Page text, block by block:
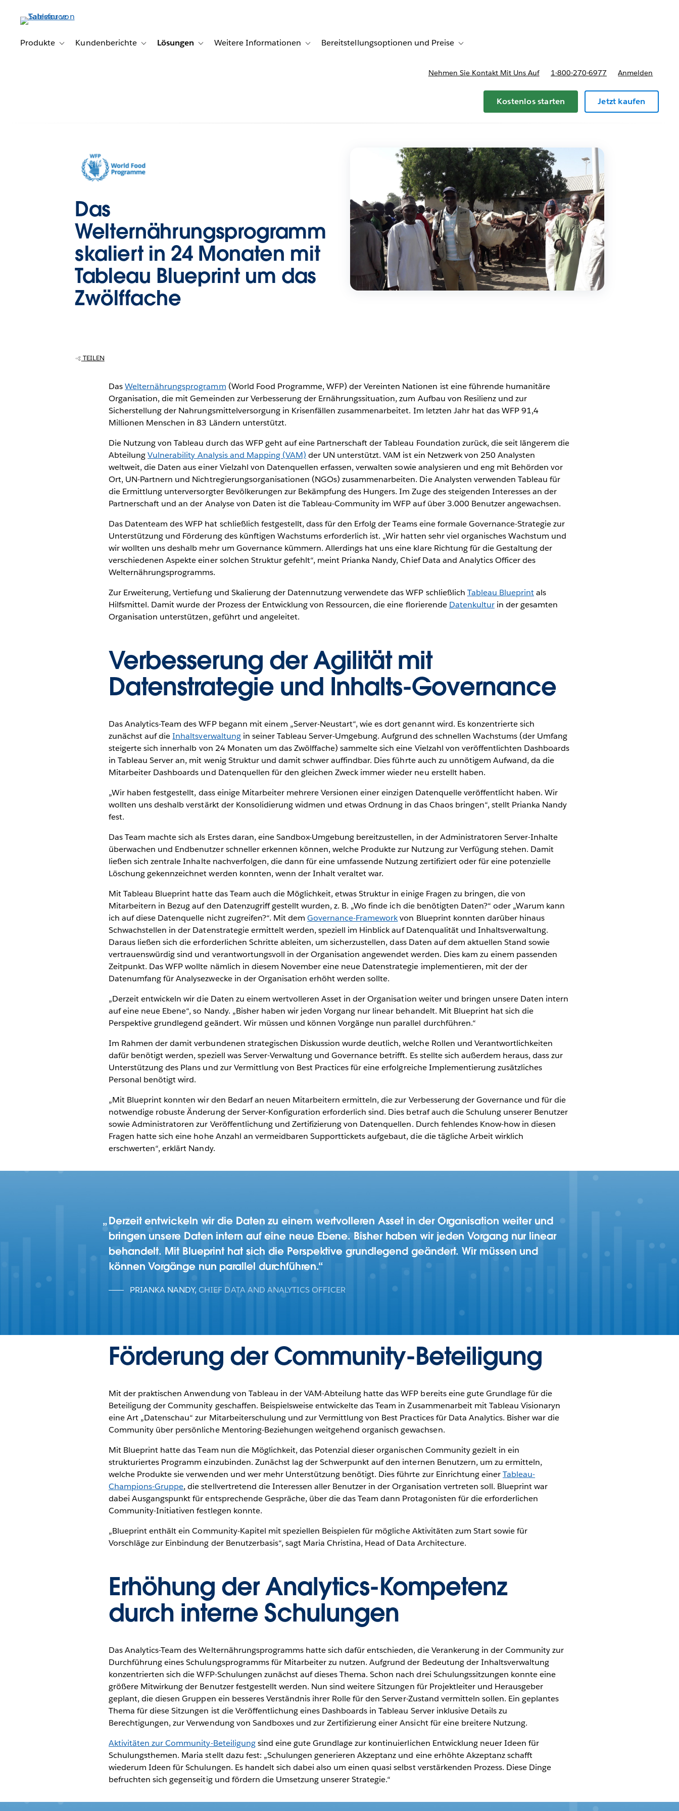
Produkte
Toggle sub-navigation for Produkte
Kundenberichte Toggle sub-navigation for Kundenberichte
Lösungen Toggle sub-navigation for Lösungen
Weitere Informationen Toggle sub-navigation for Weitere Informationen
Bereitstellungsoptionen und Preise Toggle sub-navigation for Bereitstellungsoptionen und Preise
Nehmen Sie Kontakt Mit Uns Auf 1-800-270-6977 Anmelden
Kostenlos starten Jetzt kaufen
Das
Welternährungsprogramm
skaliert in 24 Monaten mit
Tableau Blueprint um das
Zwölffache
TEILEN
DasWelternährungsprogramm (World Food Programme, WFP) der Vereinten Nationen ist eine führende humanitäre
Organisation, die mit Gemeinden zur Verbesserung der Ernährungssituation, zum Aufbau von Resilienz und zur
Sicherstellung der Nahrungsmittelversorgung in Krisenfällen zusammenarbeitet. Im letzten Jahr hat das WFP 91,4
Millionen Menschen in 83 Ländern unterstützt.
Die Nutzung von Tableau durch das WFP geht auf eine Partnerschaft der Tableau Foundation zurück, die seit längerem die
AbteilungVulnerability Analysis and Mapping (VAM) der UN unterstützt. VAM ist ein Netzwerk von 250 Analysten
weltweit, die Daten aus einer Vielzahl von Datenquellen erfassen, verwalten sowie analysieren und eng mit Behörden vor
Ort, UN-Partnern und Nichtregierungsorganisationen (NGOs) zusammenarbeiten. Die Analysten verwenden Tableau für
die Ermittlung unterversorgter Bevölkerungen zur Bekämpfung des Hungers. Im Zuge des steigenden Interesses an der
Partnerschaft und an der Analyse von Daten ist die Tableau-Community im WFP auf über 3.000 Benutzer angewachsen.
Das Datenteam des WFP hat schließlich festgestellt, dass für den Erfolg der Teams eine formale Governance-Strategie zur
Unterstützung und Förderung des künftigen Wachstums erforderlich ist. „Wir hatten sehr viel organisches Wachstum und
wir wollten uns deshalb mehr um Governance kümmern. Allerdings hat uns eine klare Richtung für die Gestaltung der
verschiedenen Aspekte einer solchen Struktur gefehlt“, meint Prianka Nandy, Chief Data and Analytics Officer des
Welternährungsprogramms.
Zur Erweiterung, Vertiefung und Skalierung der Datennutzung verwendete das WFP schließlich Tableau Blueprintals
Hilfsmittel. Damit wurde der Prozess der Entwicklung von Ressourcen, die eine florierende Datenkulturin der gesamten
Organisation unterstützen, geführt und angeleitet.
Verbesserung der Agilität mit
Datenstrategie und Inhalts-Governance
Das Analytics-Team des WFP begann mit einem „Server-Neustart“, wie es dort genannt wird. Es konzentrierte sich
zunächst auf dieInhaltsverwaltungin seiner Tableau Server-Umgebung. Aufgrund des schnellen Wachstums (der Umfang
steigerte sich innerhalb von 24 Monaten um das Zwölffache) sammelte sich eine Vielzahl von veröffentlichten Dashboards
in Tableau Server an, mit wenig Struktur und damit schwer auffindbar. Dies führte auch zu unnötigem Aufwand, da die
Mitarbeiter Dashboards und Datenquellen für den gleichen Zweck immer wieder neu erstellt haben.
„Wir haben festgestellt, dass einige Mitarbeiter mehrere Versionen einer einzigen Datenquelle veröffentlicht haben. Wir
wollten uns deshalb verstärkt der Konsolidierung widmen und etwas Ordnung in das Chaos bringen“, stellt Prianka Nandy
fest.
Das Team machte sich als Erstes daran, eine Sandbox-Umgebung bereitzustellen, in der Administratoren Server-Inhalte
überwachen und Endbenutzer schneller erkennen können, welche Produkte zur Nutzung zur Verfügung stehen. Damit
ließen sich zentrale Inhalte nachverfolgen, die dann für eine umfassende Nutzung zertifiziert oder für eine potenzielle
Löschung gekennzeichnet werden konnten, wenn der Inhalt veraltet war.
Mit Tableau Blueprint hatte das Team auch die Möglichkeit, etwas Struktur in einige Fragen zu bringen, die von
Mitarbeitern in Bezug auf den Datenzugriff gestellt wurden, z. B. „Wo finde ich die benötigten Daten?“ oder „Warum kann
ich auf diese Datenquelle nicht zugreifen?“. Mit demGovernance-Frameworkvon Blueprint konnten darüber hinaus
Schwachstellen in der Datenstrategie ermittelt werden, speziell im Hinblick auf Datenqualität und Inhaltsverwaltung.
Daraus ließen sich die erforderlichen Schritte ableiten, um sicherzustellen, dass Daten auf dem aktuellen Stand sowie
vertrauenswürdig sind und verantwortungsvoll in der Organisation angewendet werden. Dies kam zu einem passenden
Zeitpunkt. Das WFP wollte nämlich in diesem November eine neue Datenstrategie implementieren, mit der der
Datenumfang für Analysezwecke in der Organisation erhöht werden sollte.
„Derzeit entwickeln wir die Daten zu einem wertvolleren Asset in der Organisation weiter und bringen unsere Daten intern
auf eine neue Ebene“, so Nandy. „Bisher haben wir jeden Vorgang nur linear behandelt. Mit Blueprint hat sich die
Perspektive grundlegend geändert. Wir müssen und können Vorgänge nun parallel durchführen.“
Im Rahmen der damit verbundenen strategischen Diskussion wurde deutlich, welche Rollen und Verantwortlichkeiten
dafür benötigt werden, speziell was Server-Verwaltung und Governance betrifft. Es stellte sich außerdem heraus, dass zur
Unterstützung des Plans und zur Vermittlung von Best Practices für eine erfolgreiche Implementierung zusätzliches
Personal benötigt wird.
„Mit Blueprint konnten wir den Bedarf an neuen Mitarbeitern ermitteln, die zur Verbesserung der Governance und für die
notwendige robuste Änderung der Server-Konfiguration erforderlich sind. Dies betraf auch die Schulung unserer Benutzer
sowie Administratoren zur Veröffentlichung und Zertifizierung von Datenquellen. Durch fehlendes Know-how in diesen
Fragen hatte sich eine hohe Anzahl an vermeidbaren Supporttickets aufgebaut, die die tägliche Arbeit wirklich
erschwerten“, erklärt Nandy.
Derzeit entwickeln wir die Daten zu einem wertvolleren Asset in der Organisation weiter und
bringen unsere Daten intern auf eine neue Ebene. Bisher haben wir jeden Vorgang nur linear
behandelt. Mit Blueprint hat sich die Perspektive grundlegend geändert. Wir müssen und
können Vorgänge nun parallel durchführen.
PRIANKA NANDY, CHIEF DATA AND ANALYTICS OFFICER
Förderung der Community-Beteiligung
Mit der praktischen Anwendung von Tableau in der VAM-Abteilung hatte das WFP bereits eine gute Grundlage für die
Beteiligung der Community geschaffen. Beispielsweise entwickelte das Team in Zusammenarbeit mit Tableau Visionaryn
eine Art „Datenschau“ zur Mitarbeiterschulung und zur Vermittlung von Best Practices für Data Analytics. Bisher war die
Community über persönliche Mentoring-Beziehungen weitgehend organisch gewachsen.
Mit Blueprint hatte das Team nun die Möglichkeit, das Potenzial dieser organischen Community gezielt in ein
strukturiertes Programm einzubinden. Zunächst lag der Schwerpunkt auf den internen Benutzern, um zu ermitteln,
welche Produkte sie verwenden und wer mehr Unterstützung benötigt. Dies führte zur Einrichtung einerTableau-
Champions-Gruppe, die stellvertretend die Interessen aller Benutzer in der Organisation vertreten soll. Blueprint war
dabei Ausgangspunkt für entsprechende Gespräche, über die das Team dann Protagonisten für die erforderlichen
Community-Initiativen festlegen konnte.
„Blueprint enthält ein Community-Kapitel mit speziellen Beispielen für mögliche Aktivitäten zum Start sowie für
Vorschläge zur Einbindung der Benutzerbasis“, sagt Maria Christina, Head of Data Architecture.
Erhöhung der Analytics-Kompetenz
durch interne Schulungen
Das Analytics-Team des Welternährungsprogramms hatte sich dafür entschieden, die Verankerung in der Community zur
Durchführung eines Schulungsprogramms für Mitarbeiter zu nutzen. Aufgrund der Bedeutung der Inhaltsverwaltung
konzentrierten sich die WFP-Schulungen zunächst auf dieses Thema. Schon nach drei Schulungssitzungen konnte eine
größere Mitwirkung der Benutzer festgestellt werden. Nun sind weitere Sitzungen für Projektleiter und Herausgeber
geplant, die diesen Gruppen ein besseres Verständnis ihrer Rolle für den Server-Zustand vermitteln sollen. Ein geplantes
Thema für diese Sitzungen ist die Veröffentlichung eines Dashboards in Tableau Server inklusive Details zu
Berechtigungen, zur Verwendung von Sandboxes und zur Zertifizierung einer Ansicht für eine breitere Nutzung.
Aktivitäten zur Community-Beteiligungsind eine gute Grundlage zur kontinuierlichen Entwicklung neuer Ideen für
Schulungsthemen. Maria stellt dazu fest: „Schulungen generieren Akzeptanz und eine erhöhte Akzeptanz schafft
wiederum Ideen für Schulungen. Es handelt sich dabei also um einen quasi selbst verstärkenden Prozess. Diese Dinge
befruchten sich gegenseitig und fördern die Umsetzung unserer Strategie.“